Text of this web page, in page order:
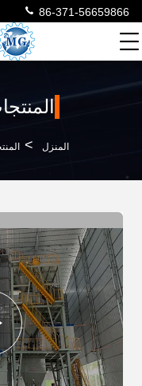
86-371-56659866
المنزل >